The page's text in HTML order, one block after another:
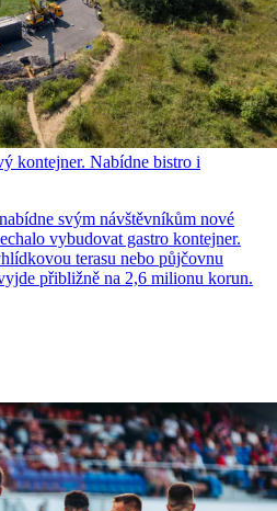
kontejner. Nabídne bistro i
svým návštěvníkům nové
vybudovat gastro kontejner.
terasu nebo půjčovnu
přibližně na 2,6 milionu korun.